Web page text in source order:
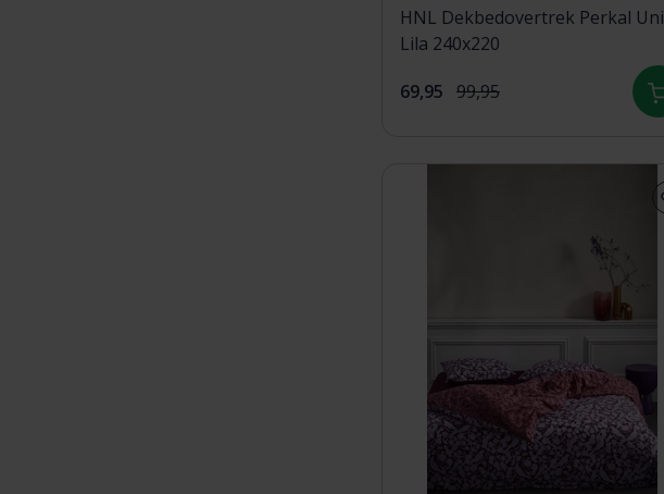
HNL Dekbedovertrek Perkal Uni
Lila 240x220
69,95 99,95